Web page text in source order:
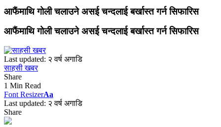
आफैंमाथि गोली चलाउने असई चन्दलाई बर्खास्त गर्न सिफारिस
आफैंमाथि गोली चलाउने असई चन्दलाई बर्खास्त गर्न सिफारिस
Last updated: २ वर्ष अगाडि
साहसी खबर
Share
1 Min Read
Font ResizerAa
Last updated: २ वर्ष अगाडि
Share